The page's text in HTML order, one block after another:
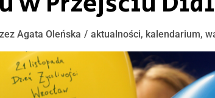
Agata Oleńska aktualności, kalendarium,